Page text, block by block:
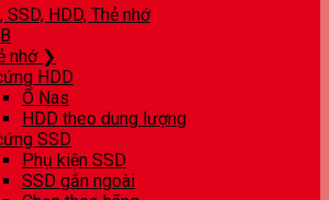
SSD, HDD, Thẻ nhớ
nhớ ❯
HDD
Ổ Nas
HDD theo dung lượng
SSD
Phụ kiện SSD
SSD gắn ngoài